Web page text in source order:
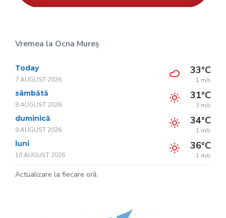
Vremea la Ocna Mureș
Today
7 AUGUST 2026
33°C
1 m/s
sâmbătă
8 AUGUST 2026
31°C
3 m/s
duminică
9 AUGUST 2026
34°C
1 m/s
luni
10 AUGUST 2026
36°C
1 m/s
Actualizare la fiecare oră.